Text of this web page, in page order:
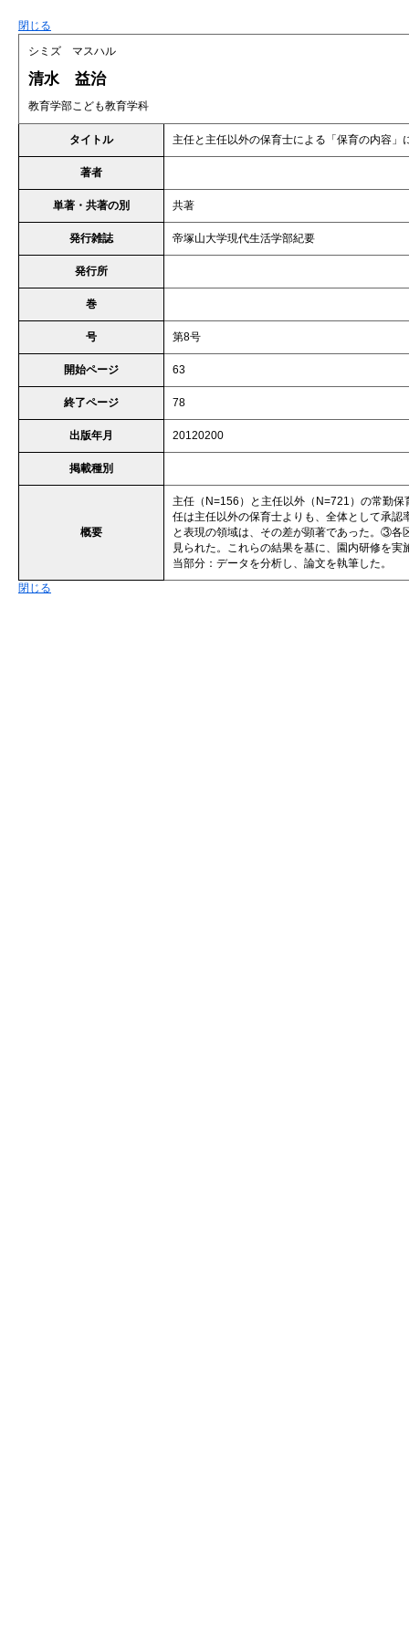
閉じる
シミズ マスハル
清水 益治
教育学部こども教育学科
タイトル 主任と主任以外の保育士による「保育の内容」
著者
単著・共著の別 共著
発行雑誌 帝塚山大学現代生活学部紀要
発行所
巻
号 第8号
開始ページ 63
終了ページ 78
出版年月 20120200
掲載種別
概要
主任（N=156）と主任以外（N=721）の常勤
任は主任以外の保育士よりも、全体として承
と表現の領域は、その差が顕著であった。③各
見られた。これらの結果を基に、園内研修を
当部分：データを分析し、論文を執筆した。
閉じる